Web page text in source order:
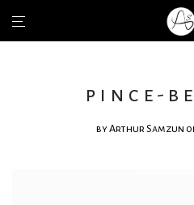
pince-
byArthur Samzun